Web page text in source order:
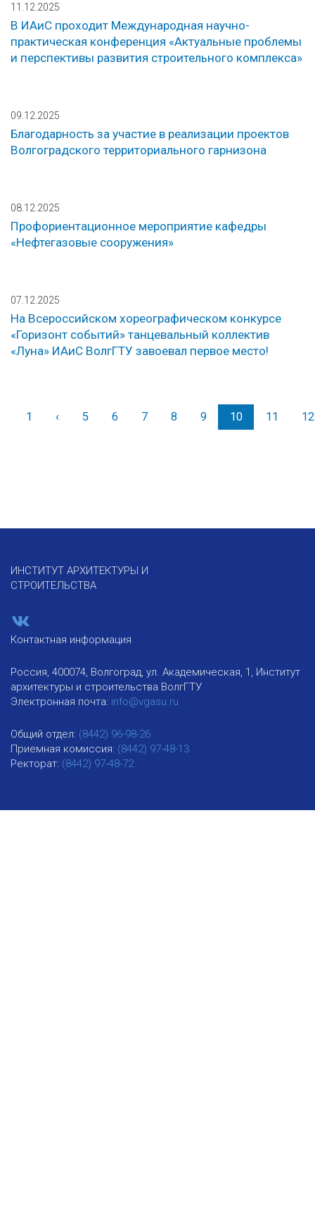
11.12.2025
В ИАиС проходит Международная научно-
практическая конференция «Актуальные проблемы
и перспективы развития строительного комплекса»
09.12.2025
Благодарность за участие в реализации проектов
Волгоградского территориального гарнизона
08.12.2025
Профориентационное мероприятие кафедры
«Нефтегазовые сооружения»
07.12.2025
На Всероссийском хореографическом конкурсе
«Горизонт событий» танцевальный коллектив
«Луна» ИАиС ВолгГТУ завоевал первое место!
1 ‹Назад
5 6 7 8 9 10 11 12
ИНСТИТУТ АРХИТЕКТУРЫ И
СТРОИТЕЛЬСТВА
Контактная информация
Россия, 400074, Волгоград, ул. Академическая, 1, Институт
архитектуры и строительства ВолгГТУ
Электронная почта: info@vgasu.ru
Общий отдел: (8442) 96-98-26
Приемная комиссия: (8442) 97-48-13
Ректорат: (8442) 97-48-72